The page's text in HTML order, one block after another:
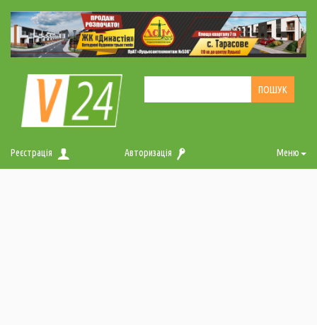
Реєстрація Авторизація Меню